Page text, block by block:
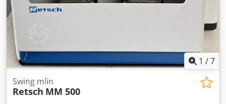
1 /7
Swing mlin
Retsch MM 500